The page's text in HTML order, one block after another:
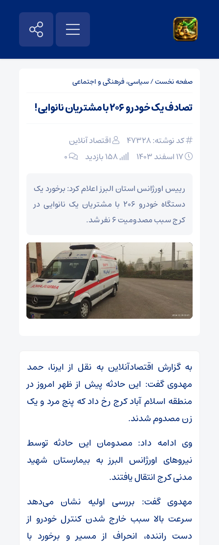
صفحه نخست/سیاسی، فرهنگی و اجتماعی
تصادف یک خودرو ۲۰۶ با مشتریان نانوایی!
کد نوشته: 47328
اقتصاد آنلاین
۰
رییس اورژانس استان البرز اعلام کرد: برخورد یک
دستگاه خودرو ۲۰۶ با مشتریان یک نانوایی در
کرج سبب مصدومیت ۶ نفر شد.
به گزارش اقتصادآنلاین به نقل از ایرنا، حمد
مهدوی گفت: این حادثه پیش از ظهر امروز در
منطقه اسلام آباد کرج رخ داد که پنج مرد و یک
زن مصدوم شدند.
وی ادامه داد: مصدومان این حادثه توسط
نیرو‌های اورژانس البرز به بیمارستان شهید
مدنی کرج انتقال یافتند.
مهدوی گفت: بررسی اولیه نشان می‌دهد
سرعت بالا سبب خارج شدن کنترل خودرو از
دست راننده، انحراف از مسیر و برخورد با